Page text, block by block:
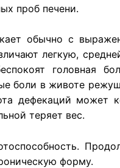
проб печени.
обычно с
легкую,
головная
боли в животе
дефекаций
теряет вес.
форму.